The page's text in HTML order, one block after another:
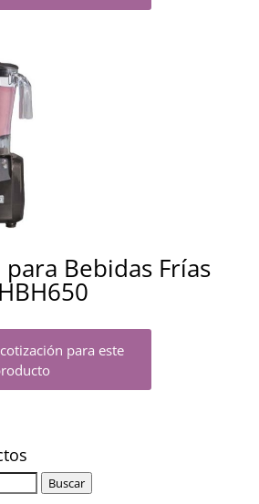
Bebidas Frías
para este
Buscar